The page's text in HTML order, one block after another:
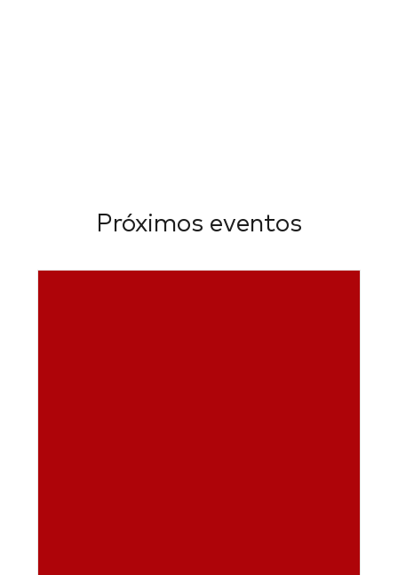
Próximos eventos